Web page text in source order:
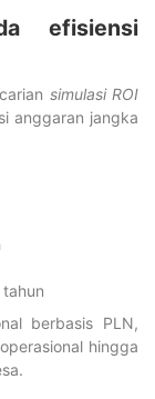
efisiensi
simulasi ROI
anggaran jangka
berbasis PLN,
hingga